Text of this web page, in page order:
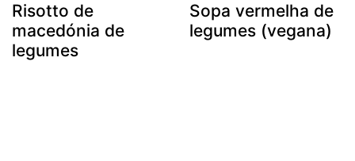
Risotto de
macedónia de
legumes
Sopa vermelha de
legumes (vegana)